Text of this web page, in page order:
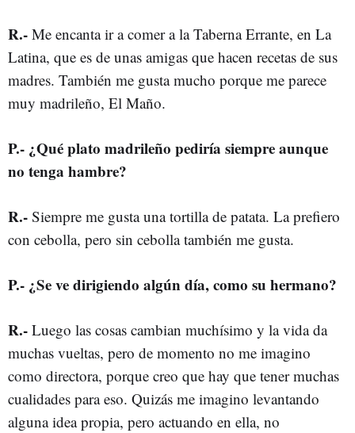
R.- Me encanta ir a comer a la Taberna Errante, en La
Latina, que es de unas amigas que hacen recetas de sus
madres. También me gusta mucho porque me parece
muy madrileño, El Maño.
P.- ¿Qué plato madrileño pediría siempre aunque
no tenga hambre?
R.- Siempre me gusta una tortilla de patata. La prefiero
con cebolla, pero sin cebolla también me gusta.
P.- ¿Se ve dirigiendo algún día, como su hermano?
R.- Luego las cosas cambian muchísimo y la vida da
muchas vueltas, pero de momento no me imagino
como directora, porque creo que hay que tener muchas
cualidades para eso. Quizás me imagino levantando
alguna idea propia, pero actuando en ella, no